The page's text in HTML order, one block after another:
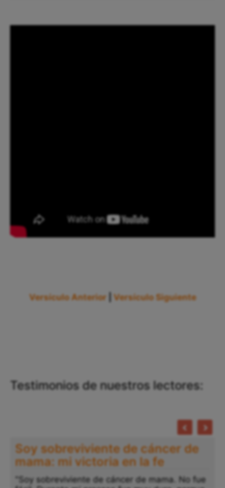
Versículo Anterior Versículo Siguiente
Testimonios de nuestros lectores:
Soy sobreviviente de cáncer de
mama: mi victoria en la fe
"Soy sobreviviente de cáncer de mama. No fue